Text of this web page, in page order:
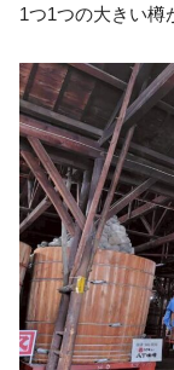
1つ1つの大きい樽